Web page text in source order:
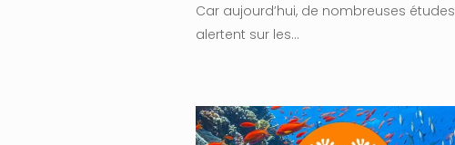
Car aujourd’hui, de nombreuses études
alertent sur les…